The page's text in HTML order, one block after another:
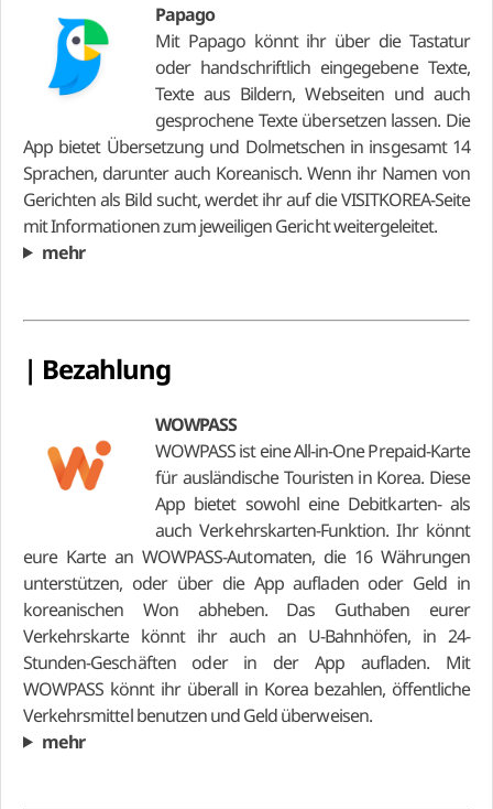
Papago
Mit Papago könnt ihr über die Tastatur
oder handschriftlich eingegebene Texte,
Texte aus Bildern, Webseiten und auch
gesprochene Texte übersetzen lassen. Die
App bietet Übersetzung und Dolmetschen in insgesamt 14
Sprachen, darunter auch Koreanisch. Wenn ihr Namen von
Gerichten als Bild sucht, werdet ihr auf die VISITKOREA-Seite
mit Informationen zum jeweiligen Gericht weitergeleitet.
mehr
| Bezahlung
WOWPASS
WOWPASS ist eine All-in-One Prepaid-Karte
für ausländische Touristen in Korea. Diese
App bietet sowohl eine Debitkarten- als
auch Verkehrskarten-Funktion. Ihr könnt
eure Karte an WOWPASS-Automaten, die 16 Währungen
unterstützen, oder über die App aufladen oder Geld in
koreanischen Won abheben. Das Guthaben eurer
Verkehrskarte könnt ihr auch an U-Bahnhöfen, in 24-
Stunden-Geschäften oder in der App aufladen. Mit
WOWPASS könnt ihr überall in Korea bezahlen, öffentliche
Verkehrsmittel benutzen und Geld überweisen.
mehr